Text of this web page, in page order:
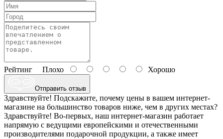
Рейтинг Плохо Хорошо
Отправить отзыв
Здравствуйте! Подскажите, почему цены в вашем интернет-
магазине на большинство товаров ниже, чем в других местах?
Здравствуйте! Во-первых, наш интернет-магазин работает
напрямую с ведущими европейскими и отечественными
производителями подарочной продукции, а также имеет